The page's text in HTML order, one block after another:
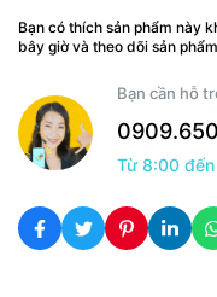
Bạn có thích sản phẩm này
bây giờ và theo dõi sản
Bạn cần hỗ
Từ 8:00